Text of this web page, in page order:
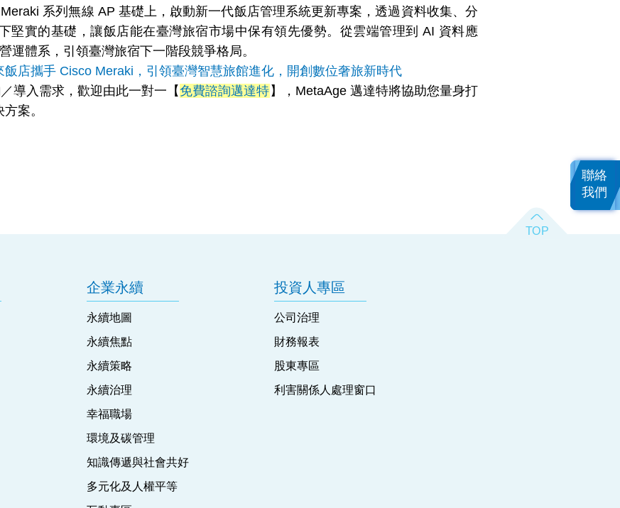
系列無線 AP 基礎上，啟動新一代飯店管理系統更新專案，透過資料收集、分
堅實的基礎，讓飯店能在臺灣旅宿市場中保有領先優勢。從雲端管理到 AI 資料應
運體系，引領臺灣旅宿下一階段競爭格局。
飯店攜手 Cisco Meraki，引領臺灣智慧旅館進化，開創數位奢旅新時代
導入需求，歡迎由此一對一【 免費諮詢邁達特 】，MetaAge 邁達特將協助您量身打
案。
企業永續
永續地圖
永續焦點
永續策略
永續治理
幸福職場
環境及碳管理
知識傳遞與社會共好
多元化及人權平等
投資人專區
公司治理
財務報表
股東專區
利害關係人處理窗口
聯絡
我們